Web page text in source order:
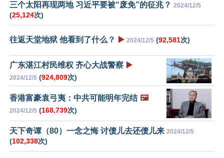
三个太阳再现两地 习近平要被“废免”的征兆？ 2024/12/5
(25,124次)
往返天堂地狱 他看到了什么？ ▶️ 2024/12/5 (92,581次)
广东湛江村民维权 齐心大战警察 ▶️
2024/12/5 (924,809次)
香港富豪袁弓夷：中共可能明年完结 🖼️
2024/12/5 (168,739次)
天下奇谭（80）一念之悔 讨债儿去还债儿来 2024/12/5
(102,338次)